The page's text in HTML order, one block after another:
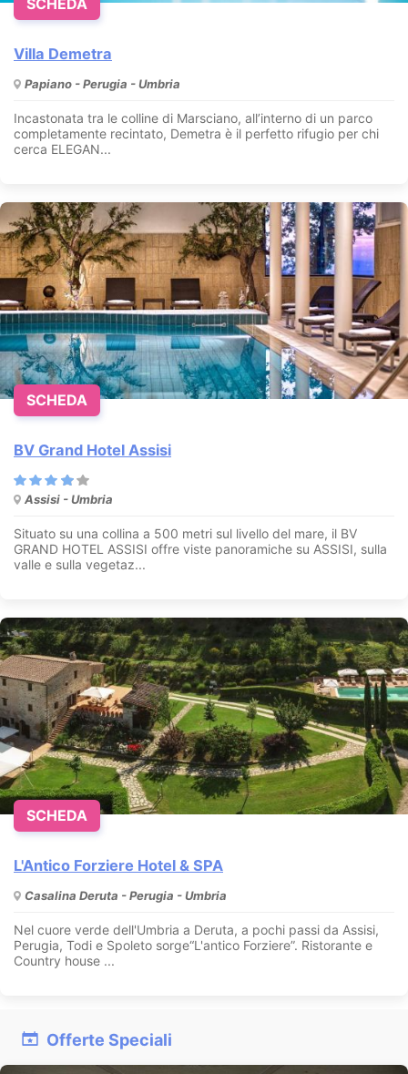
Villa Demetra
Papiano - Perugia - Umbria
Incastonata tra le colline di Marsciano, all’interno di un parco
completamente recintato, Demetra è il perfetto rifugio per chi
cerca ELEGAN...
BV Grand Hotel Assisi
Assisi - Umbria
Situato su una collina a 500 metri sul livello del mare, il BV
GRAND HOTEL ASSISI offre viste panoramiche su ASSISI, sulla
valle e sulla vegetaz...
SCHEDA
L'Antico Forziere Hotel & SPA
Casalina Deruta - Perugia - Umbria
Nel cuore verde dell'Umbria a Deruta, a pochi passi da Assisi,
Perugia, Todi e Spoleto sorge“L'antico Forziere”. Ristorante e
Country house ...
SCHEDA
Offerte Speciali